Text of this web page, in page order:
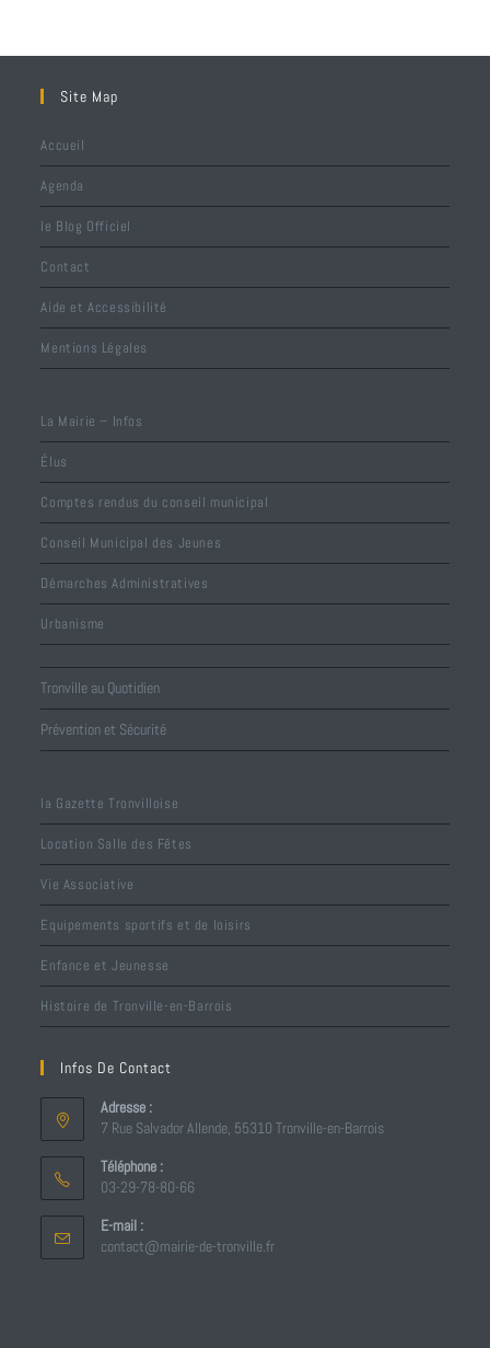
Site Map
Accueil
Agenda
le Blog Officiel
Contact
Aide et Accessibilité
Mentions Légales
La Mairie – Infos
Élus
Comptes rendus du conseil municipal
Conseil Municipal des Jeunes
Démarches Administratives
Urbanisme
Tronville au Quotidien
Prévention et Sécurité
la Gazette Tronvilloise
Location Salle des Fêtes
Vie Associative
Equipements sportifs et de loisirs
Enfance et Jeunesse
Histoire de Tronville-en-Barrois
Infos De Contact
Adresse :
7 Rue Salvador Allende, 55310 Tronville-en-Barrois
Téléphone :
03-29-78-80-66
E-mail :
contact@mairie-de-tronville.fr